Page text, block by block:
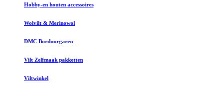
Hobby-en houten accessoires
Wolvilt & Merinowol
DMC Borduurgaren
Vilt Zelfmaak pakketten
Viltwinkel